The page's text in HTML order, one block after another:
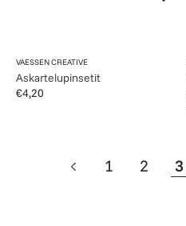
Myyjä:
VAESSEN CREATIVE
Askartelupinsetit
Normaalihinta
€4,20
1 2 3